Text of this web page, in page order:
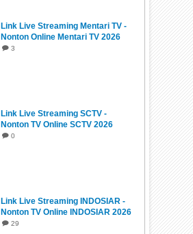
Link Live Streaming Mentari TV -
Nonton Online Mentari TV 2026
3
Link Live Streaming SCTV -
Nonton TV Online SCTV 2026
0
Link Live Streaming INDOSIAR -
Nonton TV Online INDOSIAR 2026
29